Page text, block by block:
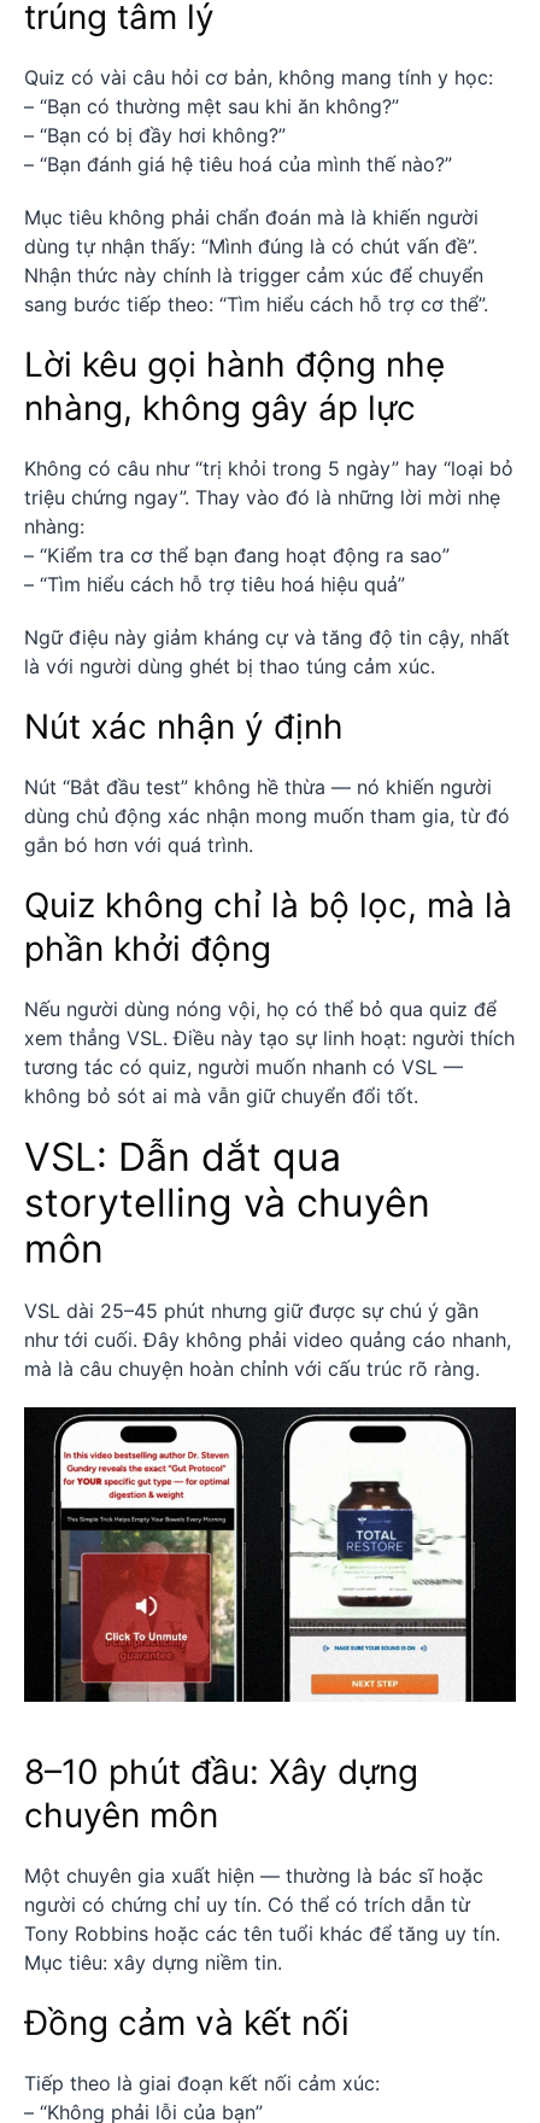
trúng tâm lý
Quiz có vài câu hỏi cơ bản, không mang tính y học:
– “Bạn có thường mệt sau khi ăn không?”
– “Bạn có bị đầy hơi không?”
– “Bạn đánh giá hệ tiêu hoá của mình thế nào?”
Mục tiêu không phải chẩn đoán mà là khiến người
dùng tự nhận thấy: “Mình đúng là có chút vấn đề”.
Nhận thức này chính là trigger cảm xúc để chuyển
sang bước tiếp theo: “Tìm hiểu cách hỗ trợ cơ thể”.
Lời kêu gọi hành động nhẹ
nhàng, không gây áp lực
Không có câu như “trị khỏi trong 5 ngày” hay “loại bỏ
triệu chứng ngay”. Thay vào đó là những lời mời nhẹ
nhàng:
– “Kiểm tra cơ thể bạn đang hoạt động ra sao”
– “Tìm hiểu cách hỗ trợ tiêu hoá hiệu quả”
Ngữ điệu này giảm kháng cự và tăng độ tin cậy, nhất
là với người dùng ghét bị thao túng cảm xúc.
Nút xác nhận ý định
Nút “Bắt đầu test” không hề thừa — nó khiến người
dùng chủ động xác nhận mong muốn tham gia, từ đó
gắn bó hơn với quá trình.
Quiz không chỉ là bộ lọc, mà là
phần khởi động
Nếu người dùng nóng vội, họ có thể bỏ qua quiz để
xem thẳng VSL. Điều này tạo sự linh hoạt: người thích
tương tác có quiz, người muốn nhanh có VSL —
không bỏ sót ai mà vẫn giữ chuyển đổi tốt.
VSL: Dẫn dắt qua
storytelling và chuyên
môn
VSL dài 25–45 phút nhưng giữ được sự chú ý gần
như tới cuối. Đây không phải video quảng cáo nhanh,
mà là câu chuyện hoàn chỉnh với cấu trúc rõ ràng.
8–10 phút đầu: Xây dựng
chuyên môn
Một chuyên gia xuất hiện — thường là bác sĩ hoặc
người có chứng chỉ uy tín. Có thể có trích dẫn từ
Tony Robbins hoặc các tên tuổi khác để tăng uy tín.
Mục tiêu: xây dựng niềm tin.
Đồng cảm và kết nối
Tiếp theo là giai đoạn kết nối cảm xúc:
– “Không phải lỗi của bạn”